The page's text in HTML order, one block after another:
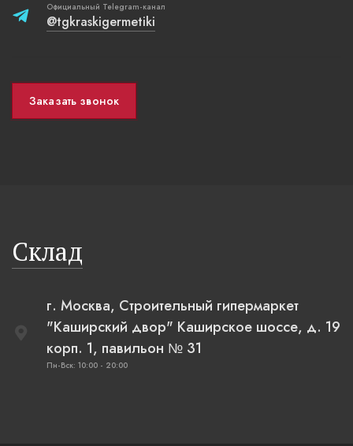
Официальный Telegram-канал
@tgkraskigermetiki
Заказать звонок
Склад
г. Москва, Строительный гипермаркет
"Каширский двор" Каширское шоссе, д. 19
корп. 1, павильон № 31
Пн-Вск: 10:00 - 20:00